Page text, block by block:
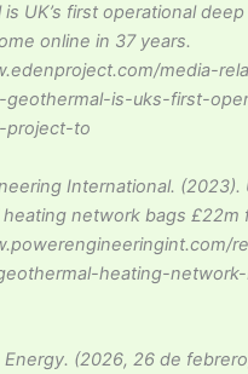
is UK’s first operational
online in 37 years.
media-
is-uks-first-
project-to
International. (2023).
network bags £22m
heating-
Energy. (2026, 26 de